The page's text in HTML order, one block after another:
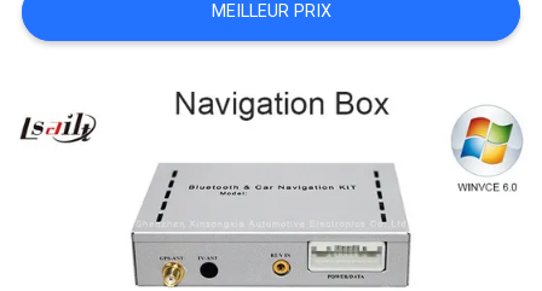
PLAN
SITE
MEILLEUR PRIX